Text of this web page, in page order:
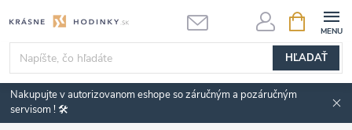
na
obsah
HĽADAŤ
KOŠÍK
Nakupujte v autorizovanom eshope so záručným a pozáručným
servisom ! 🛠️